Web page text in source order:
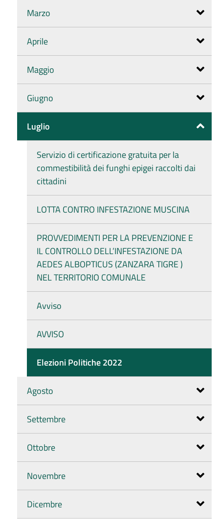
Marzo
Aprile
Maggio
Giugno
Luglio
Servizio di certificazione gratuita per la
commestibilità dei funghi epigei raccolti dai
cittadini
LOTTA CONTRO INFESTAZIONE MUSCINA
PROVVEDIMENTI PER LA PREVENZIONE E
IL CONTROLLO DELL’INFESTAZIONE DA
AEDES ALBOPTICUS (ZANZARA TIGRE )
NEL TERRITORIO COMUNALE
Avviso
AVVISO
Elezioni Politiche 2022
Agosto
Settembre
Ottobre
Novembre
Dicembre